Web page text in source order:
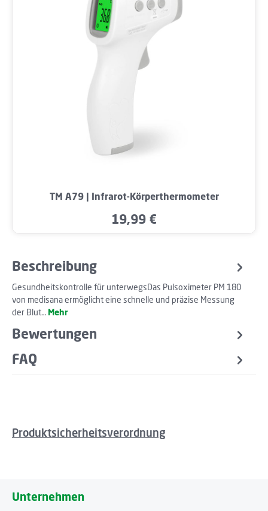
TM A79 | Infrarot-Körperthermometer
Regulärer Preis:
19,99 €
Beschreibung
Gesundheitskontrolle für unterwegsDas Pulsoximeter PM 180
von medisana ermöglicht eine schnelle und präzise Messung
der Blut… Mehr
Bewertungen
FAQ
Produktsicherheitsverordnung
Unternehmen